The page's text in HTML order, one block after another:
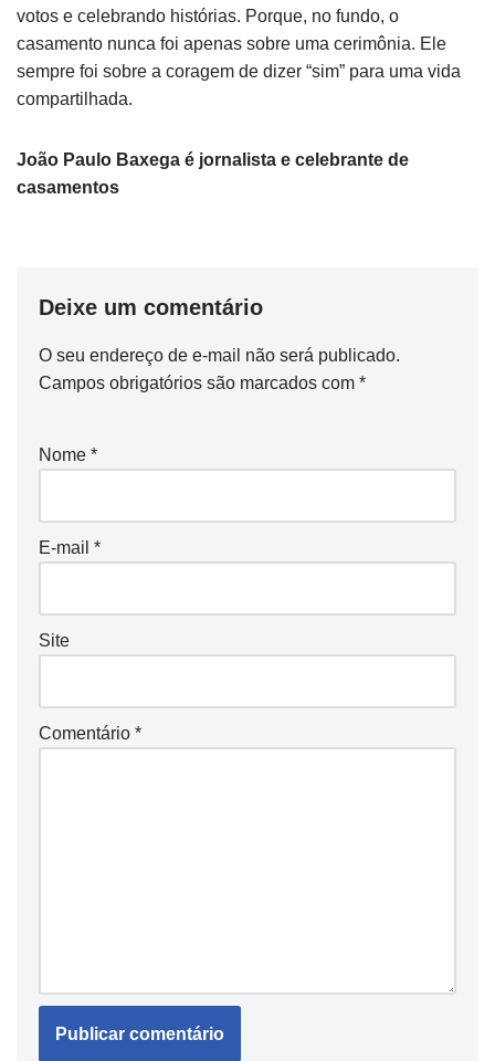
votos e celebrando histórias. Porque, no fundo, o
casamento nunca foi apenas sobre uma cerimônia. Ele
sempre foi sobre a coragem de dizer “sim” para uma vida
compartilhada.
João Paulo Baxega é jornalista e celebrante de
casamentos
Deixe um comentário
O seu endereço de e-mail não será publicado.
Campos obrigatórios são marcados com *
Nome *
E-mail *
Site
Comentário *